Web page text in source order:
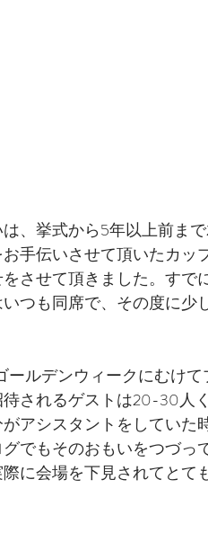
、挙式から5年以上前ま
手伝いさせて頂いたカ
させて頂きました。す
つも同席で、その度に
ルデンウィークにむけ
されるゲストは20-30人
アシスタントをしてい
でもそのおもいをつづっ
に会場を下見されてと